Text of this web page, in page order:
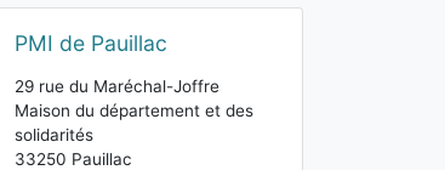
PMI de Pauillac
29 rue du Maréchal-Joffre
Maison du département et des
solidarités
33250 Pauillac